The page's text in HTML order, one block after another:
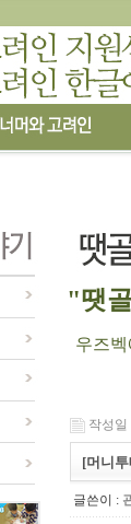
"땟골
우즈벡에
작성일
[머니
글쓴이 :